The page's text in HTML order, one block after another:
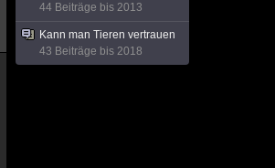
44 Beiträge bis 2013
Kann man Tieren vertrauen
43 Beiträge bis 2018